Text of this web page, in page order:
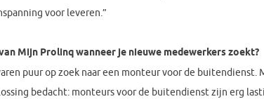
voor leveren.”
Mijn Prolinq wanneer je nieuwe medewerkers zoekt?
puur op zoek naar een monteur voor de
bedacht: monteurs voor de buitendienst zijn erg